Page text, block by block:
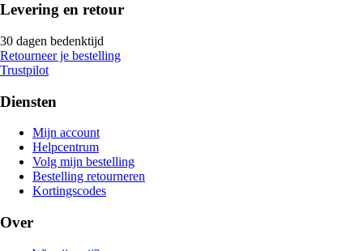
Levering en retour
30 dagen bedenktijd
Retourneer je bestelling
Trustpilot
Diensten
Mijn account
Helpcentrum
Volg mijn bestelling
Bestelling retourneren
Kortingscodes
Over